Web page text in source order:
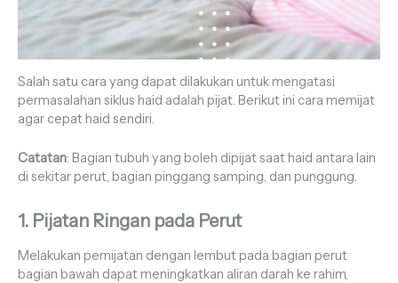
Salah satu cara yang dapat dilakukan untuk mengatasi
permasalahan siklus haid adalah pijat. Berikut ini cara memijat
agar cepat haid sendiri.
Catatan: Bagian tubuh yang boleh dipijat saat haid antara lain
di sekitar perut, bagian pinggang samping, dan punggung.
1. Pijatan Ringan pada Perut
Melakukan pemijatan dengan lembut pada bagian perut
bagian bawah dapat meningkatkan aliran darah ke rahim,